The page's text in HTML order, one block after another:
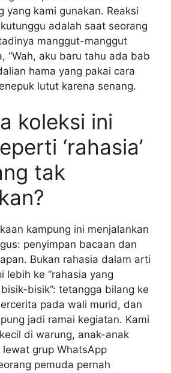
yang kami gunakan. Reaksi
adalah saat seorang
manggut-manggut
“Wah, aku baru tahu ada bab
hama yang pakai cara
lutut karena senang.
koleksi ini
‘rahasia’
tak
kampung ini menjalankan
penyimpan bacaan dan
Bukan rahasia dalam arti
lebih ke “rahasia yang
bisik”: tetangga bilang ke
pada wali murid, dan
jadi ramai kegiatan. Kami
di warung, anak-anak
grup WhatsApp
pemuda pernah